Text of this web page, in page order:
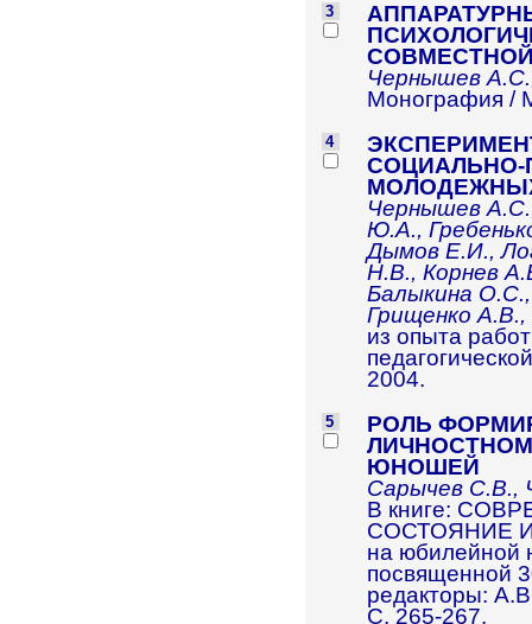
3
Чернышев
Монография /
4
СОЦИАЛЬНО-
Чернышев
Ю.А.,
Дымов Е.И.,
Н.В., Корнев
Балыкина
Грищенко
из опыта
2004.
5
РОЛЬ
ЮНОШЕЙ
Сарычев С.В.,
В книге:
СОСТОЯНИЕ И
на юбилейной
посвященной
редакторы:
С. 265-267.